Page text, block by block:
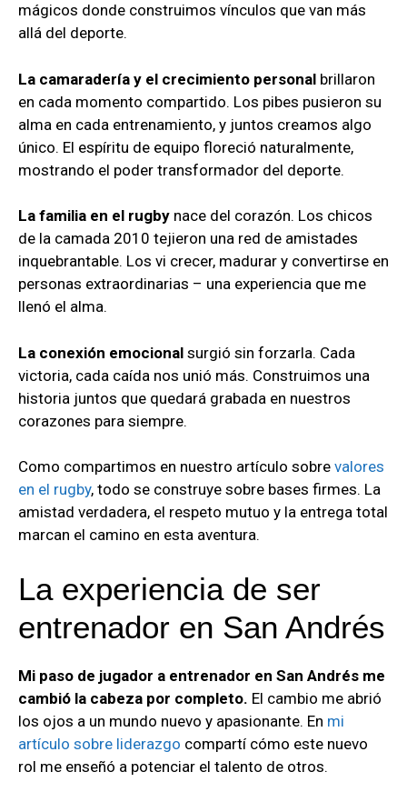
mágicos donde construimos vínculos que van más
allá del deporte.
La camaradería y el crecimiento personal brillaron
en cada momento compartido. Los pibes pusieron su
alma en cada entrenamiento, y juntos creamos algo
único. El espíritu de equipo floreció naturalmente,
mostrando el poder transformador del deporte.
La familia en el rugby nace del corazón. Los chicos
de la camada 2010 tejieron una red de amistades
inquebrantable. Los vi crecer, madurar y convertirse en
personas extraordinarias – una experiencia que me
llenó el alma.
La conexión emocional surgió sin forzarla. Cada
victoria, cada caída nos unió más. Construimos una
historia juntos que quedará grabada en nuestros
corazones para siempre.
Como compartimos en nuestro artículo sobre valores
en el rugby, todo se construye sobre bases firmes. La
amistad verdadera, el respeto mutuo y la entrega total
marcan el camino en esta aventura.
La experiencia de ser
entrenador en San Andrés
Mi paso de jugador a entrenador en San Andrés me
cambió la cabeza por completo. El cambio me abrió
los ojos a un mundo nuevo y apasionante. En mi
artículo sobre liderazgo compartí cómo este nuevo
rol me enseñó a potenciar el talento de otros.